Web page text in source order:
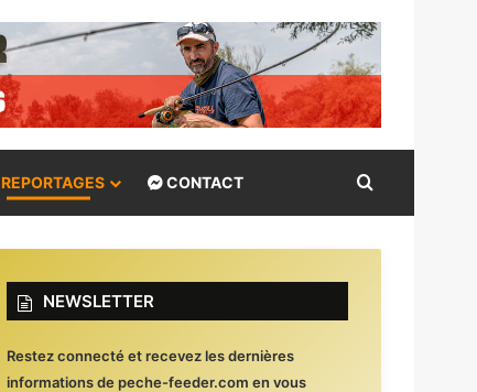
REPORTAGES CONTACT
NEWSLETTER
Restez connecté et recevez les dernières
informations de peche-feeder.com en vous